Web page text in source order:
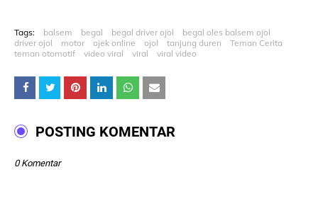
Tags: balsem begal begal driver ojol
begal oles balsem ojol
driver ojol
motor ojek online ojol tanjung duren
Teman Cerita
teman otomotif
video viral viral viral video
POSTING KOMENTAR
0 Komentar